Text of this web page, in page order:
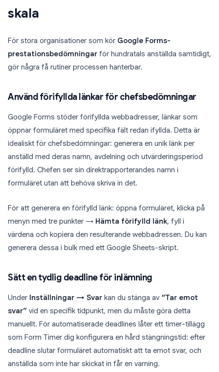
skala
För stora organisationer som kör Google Forms-
prestationsbedömningar för hundratals anställda samtidigt,
gör några få rutiner processen hanterbar.
Använd förifyllda länkar för chefsbedömningar
Google Forms stöder förifyllda webbadresser, länkar som
öppnar formuläret med specifika fält redan ifyllda. Detta är
idealiskt för chefsbedömningar: generera en unik länk per
anställd med deras namn, avdelning och utvärderingsperiod
förifylld. Chefen ser sin direktrapporterandes namn i
formuläret utan att behöva skriva in det.
För att generera en förifylld länk: öppna formuläret, klicka på
menyn med tre punkter → Hämta förifylld länk, fyll i
värdena och kopiera den resulterande webbadressen. Du kan
generera dessa i bulk med ett Google Sheets-skript.
Sätt en tydlig deadline för inlämning
Under Inställningar → Svar kan du stänga av “Tar emot
svar” vid en specifik tidpunkt, men du måste göra detta
manuellt. För automatiserade deadlines låter ett timer-tillägg
som Form Timer dig konfigurera en hård stängningstid: efter
deadline slutar formuläret automatiskt att ta emot svar, och
anställda som inte har skickat in får en varning.